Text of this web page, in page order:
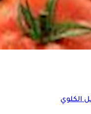
ضغط الدم والسكر؟
الكلوي